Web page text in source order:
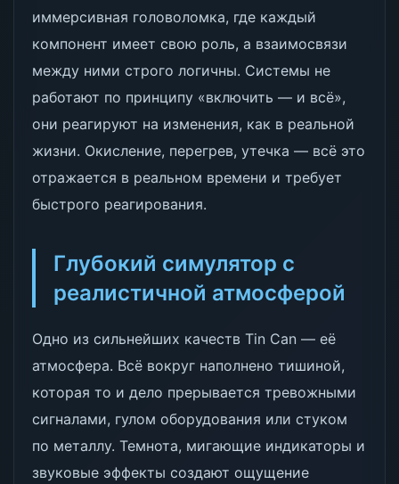
иммерсивная головоломка, где каждый
компонент имеет свою роль, а взаимосвязи
между ними строго логичны. Системы не
работают по принципу «включить — и всё»,
они реагируют на изменения, как в реальной
жизни. Окисление, перегрев, утечка — всё это
отражается в реальном времени и требует
быстрого реагирования.
Глубокий симулятор с
реалистичной атмосферой
Одно из сильнейших качеств Tin Can — её
атмосфера. Всё вокруг наполнено тишиной,
которая то и дело прерывается тревожными
сигналами, гулом оборудования или стуком
по металлу. Темнота, мигающие индикаторы и
звуковые эффекты создают ощущение